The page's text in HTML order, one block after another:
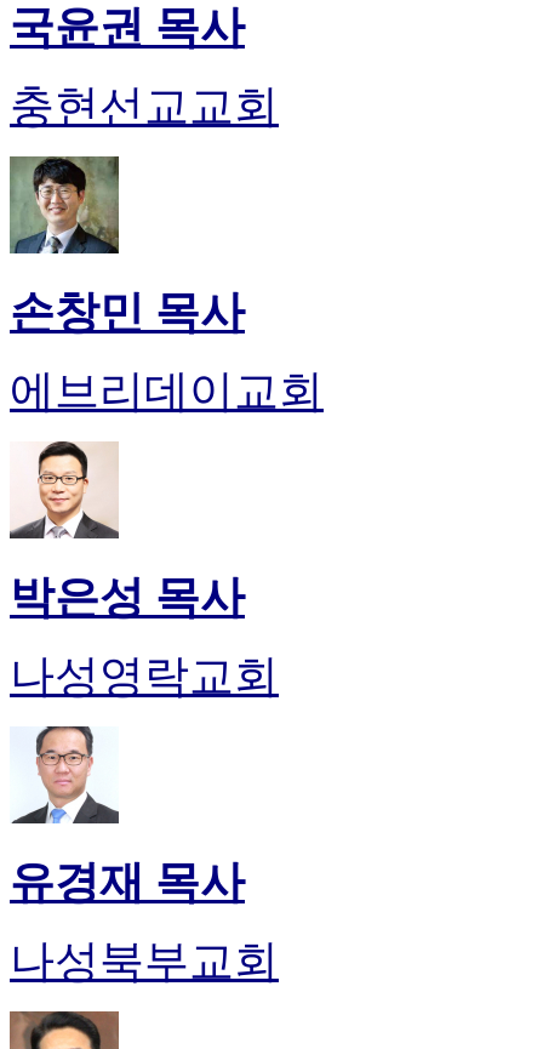
국윤권 목사
충현선교교회
손창민 목사
에브리데이교회
박은성 목사
나성영락교회
유경재 목사
나성북부교회